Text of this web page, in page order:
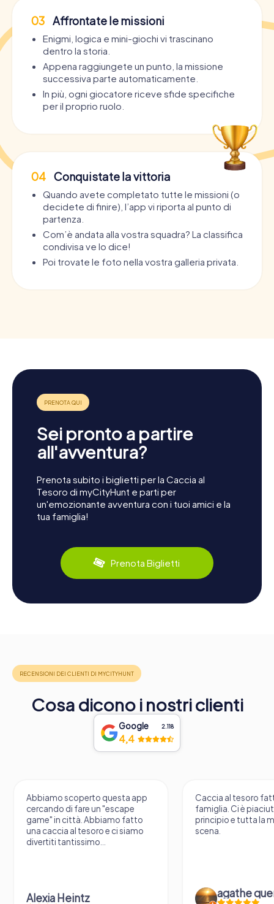
03 Affrontate le missioni
Enigmi, logica e mini-giochi vi trascinano
dentro la storia.
Appena raggiungete un punto, la missione
successiva parte automaticamente.
In più, ogni giocatore riceve sfide specifiche
per il proprio ruolo.
04 Conquistate la vittoria
Quando avete completato tutte le missioni (o
decidete di finire), l’app vi riporta al punto di
partenza.
Com’è andata alla vostra squadra? La classifica
condivisa ve lo dice!
Poi trovate le foto nella vostra galleria privata.
Sei pronto a partire
all'avventura?
Prenota subito i biglietti per la Caccia al
Tesoro di myCityHunt e parti per
un'emozionante avventura con i tuoi amici e la
tua famiglia!
Prenota Biglietti
Cosa dicono i nostri clienti
Google 2.118
4,4
Abbiamo scoperto questa app
cercando di fare un "escape
game" in città. Abbiamo fatto
una caccia al tesoro e ci siamo
divertiti tantissimo...
Alexia Heintz
Caccia al tesoro
famiglia. Ci è
principio e tutta la
scena.
agathe